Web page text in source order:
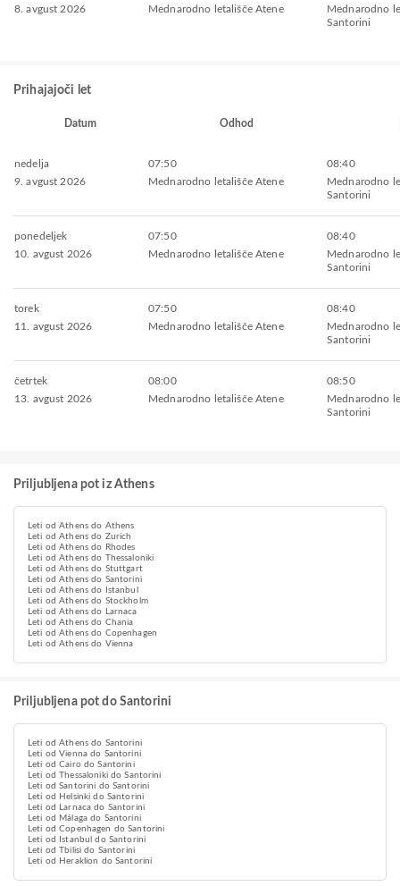
8. avgust 2026
Mednarodno letališče Atene
Mednarodno
Santorini
Prihajajoči let
Datum Odhod
nedelja
9. avgust 2026
07:50
Mednarodno letališče Atene
08:40
Mednarodno
Santorini
ponedeljek
10. avgust 2026
07:50
Mednarodno letališče Atene
08:40
Mednarodno
Santorini
torek
11. avgust 2026
07:50
Mednarodno letališče Atene
08:40
Mednarodno
Santorini
četrtek
13. avgust 2026
08:00
Mednarodno letališče Atene
08:50
Mednarodno
Santorini
Priljubljena pot iz Athens
Leti od Athens do Athens
Leti od Athens do Zurich
Leti od Athens do Rhodes
Leti od Athens do Thessaloniki
Leti od Athens do Stuttgart
Leti od Athens do Santorini
Leti od Athens do Istanbul
Leti od Athens do Stockholm
Leti od Athens do Larnaca
Leti od Athens do Chania
Leti od Athens do Copenhagen
Leti od Athens do Vienna
Priljubljena pot do Santorini
Leti od Athens do Santorini
Leti od Vienna do Santorini
Leti od Cairo do Santorini
Leti od Thessaloniki do Santorini
Leti od Santorini do Santorini
Leti od Helsinki do Santorini
Leti od Larnaca do Santorini
Leti od Málaga do Santorini
Leti od Copenhagen do Santorini
Leti od Istanbul do Santorini
Leti od Tbilisi do Santorini
Leti od Heraklion do Santorini